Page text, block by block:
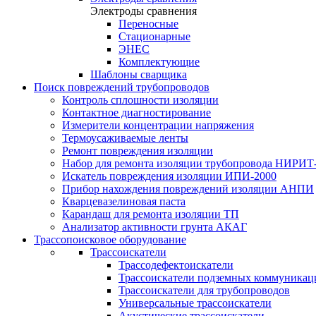
Электроды сравнения
Переносные
Стационарные
ЭНЕС
Комплектующие
Шаблоны сварщика
Поиск повреждений трубопроводов
Контроль сплошности изоляции
Контактное диагностирование
Измерители концентрации напряжения
Термоусаживаемые ленты
Ремонт повреждения изоляции
Набор для ремонта изоляции трубопровода
Искатель повреждения изоляции ИПИ-2000
Прибор нахождения повреждений изоляции АНПИ
Кварцевазелиновая паста
Карандаш для ремонта изоляции ТП
Анализатор активности грунта АКАГ
Трассопоисковое оборудование
Трассоискатели
Трассодефектоискатели
Трассоискатели подземных
Трассоискатели для трубопроводов
Универсальные трассоискатели